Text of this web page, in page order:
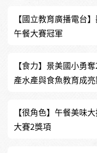
【國立教育廣播電台
午餐大賽冠軍
【食力】景美國小勇
產水產與食魚教育成
【很角色】午餐美味
大賽2獎項